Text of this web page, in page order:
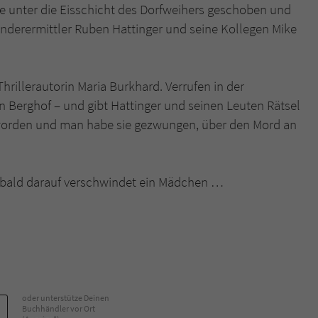
die Eisschicht des Dorfweihers geschoben und
Ruben Hattinger und seine Kollegen Mike
Maria Burkhard. Verrufen in der
Berghof – und gibt Hattinger und seinen Leuten Rätsel
und man habe sie gezwungen, über den Mord an
darauf verschwindet ein Mädchen …
oder unterstütze Deinen
Buchhändler vor Ort
Name tx_pwcomments_ahash
Laufzeit 1 Jahr
Zweck Cookie für Kommentare einzelner Buchtitel
Name fe_typo_user
Zweck
den Sicherheitscode des Kontaktformulars zu